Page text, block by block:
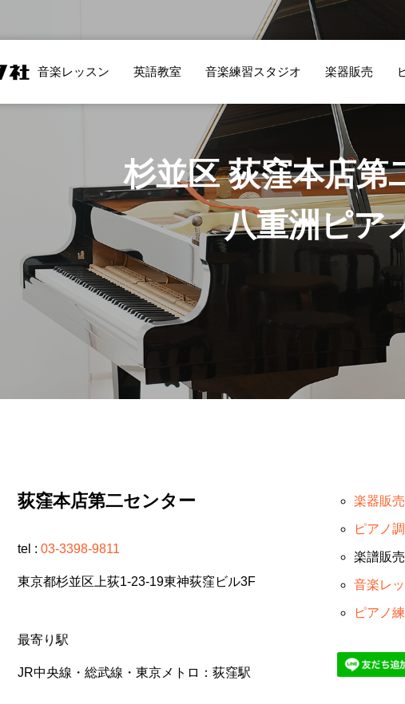
音楽レッスン 英語教室 音楽練習スタジオ 楽器販売
杉並区 荻窪本店第
八重洲ピア
荻窪本店第二センター
tel : 03-3398-9811
東京都杉並区上荻1-23-19東神荻窪ビル3F
最寄り駅
JR中央線・総武線・東京メトロ：荻窪駅
楽器販
ピアノ
楽譜販売
音楽レ
ピアノ